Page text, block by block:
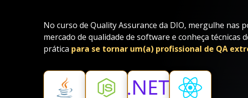
No curso de Quality Assurance da DIO, mergulhe nas
mercado de qualidade de software e conheça técnicas
prática para se tornar um(a) profissional de QA